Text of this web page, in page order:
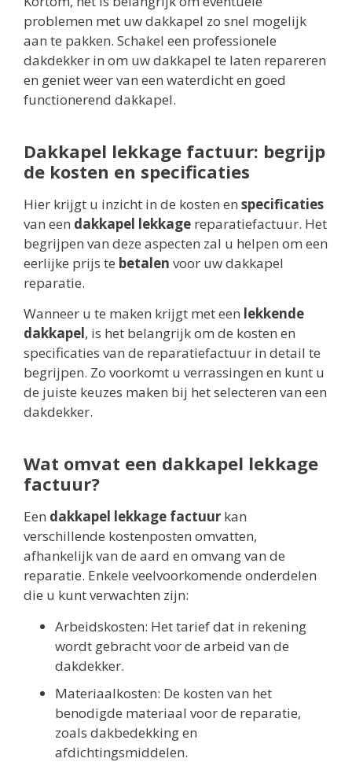
problemen met uw dakkapel zo snel mogelijk
aan te pakken. Schakel een professionele
dakdekker in om uw dakkapel te laten repareren
en geniet weer van een waterdicht en goed
functionerend dakkapel.
Dakkapel lekkage factuur: begrijp
de kosten en specificaties
Hier krijgt u inzicht in de kosten en specificaties
van een dakkapel lekkage reparatiefactuur. Het
begrijpen van deze aspecten zal u helpen om een
eerlijke prijs te betalen voor uw dakkapel
reparatie.
Wanneer u te maken krijgt met een lekkende
dakkapel, is het belangrijk om de kosten en
specificaties van de reparatiefactuur in detail te
begrijpen. Zo voorkomt u verrassingen en kunt u
de juiste keuzes maken bij het selecteren van een
dakdekker.
Wat omvat een dakkapel lekkage
factuur?
Een dakkapel lekkage factuur kan
verschillende kostenposten omvatten,
afhankelijk van de aard en omvang van de
reparatie. Enkele veelvoorkomende onderdelen
die u kunt verwachten zijn:
Arbeidskosten: Het tarief dat in rekening
wordt gebracht voor de arbeid van de
dakdekker.
Materiaalkosten: De kosten van het
benodigde materiaal voor de reparatie,
zoals dakbedekking en
afdichtingsmiddelen.